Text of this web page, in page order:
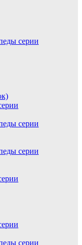
серии
серии
серии
серии